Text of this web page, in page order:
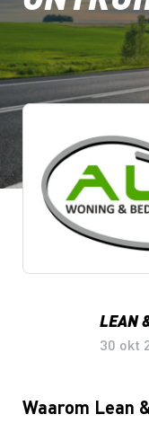
Lean & Green
LEAN
30 okt
Waarom Lean